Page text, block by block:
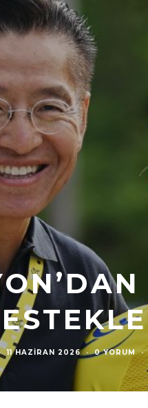
11 HAZIRAN 2026 · 0 YORUM ·